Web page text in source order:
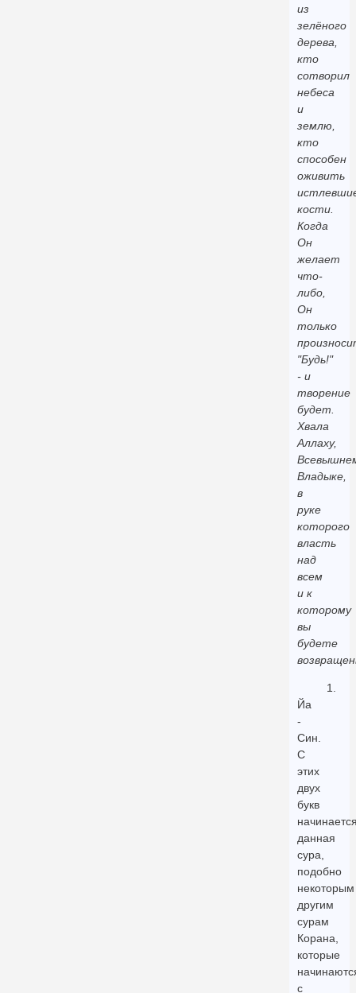
из
зелёного
дерева,
кто
сотворил
небеса
и
землю,
кто
способен
оживить
кости.
Когда
Он
желает
что-
либо,
Он
только
"Будь!"
- и
творение
будет.
Хвала
Аллаху,
Владыке,
в
руке
которого
власть
над
всем
и к
которому
вы
будете
1.
Йа
-
Син.
С
этих
двух
букв
данная
сура,
подобно
некоторым
другим
сурам
Корана,
которые
с